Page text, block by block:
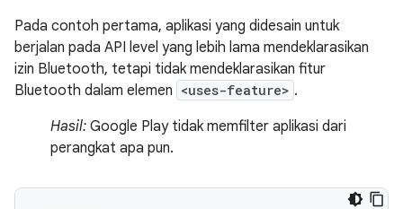
Pada contoh pertama, aplikasi yang didesain untuk
berjalan pada API level yang lebih lama mendeklarasikan
izin Bluetooth, tetapi tidak mendeklarasikan fitur
Bluetooth dalam elemen <uses-feature> .
Hasil: Google Play tidak memfilter aplikasi dari
perangkat apa pun.